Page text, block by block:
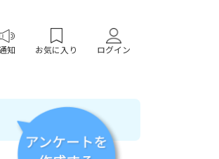
知 お気に入り ログイン